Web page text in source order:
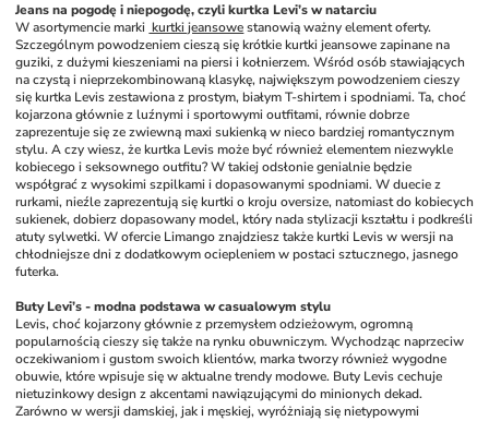
Jeans na pogodę i niepogodę, czyli kurtka Levi’s w natarciu
W asortymencie marki kurtki jeansowe stanowią ważny element oferty.
Szczególnym powodzeniem cieszą się krótkie kurtki jeansowe zapinane na
guziki, z dużymi kieszeniami na piersi i kołnierzem. Wśród osób stawiających
na czystą i nieprzekombinowaną klasykę, największym powodzeniem cieszy
się kurtka Levis zestawiona z prostym, białym T-shirtem i spodniami. Ta, choć
kojarzona głównie z luźnymi i sportowymi outfitami, równie dobrze
zaprezentuje się ze zwiewną maxi sukienką w nieco bardziej romantycznym
stylu. A czy wiesz, że kurtka Levis może być również elementem niezwykle
kobiecego i seksownego outfitu? W takiej odsłonie genialnie będzie
współgrać z wysokimi szpilkami i dopasowanymi spodniami. W duecie z
rurkami, nieźle zaprezentują się kurtki o kroju oversize, natomiast do kobiecych
sukienek, dobierz dopasowany model, który nada stylizacji kształtu i podkreśli
atuty sylwetki. W ofercie Limango znajdziesz także kurtki Levis w wersji na
chłodniejsze dni z dodatkowym ociepleniem w postaci sztucznego, jasnego
futerka.
Buty Levi’s - modna podstawa w casualowym stylu
Levis, choć kojarzony głównie z przemysłem odzieżowym, ogromną
popularnością cieszy się także na rynku obuwniczym. Wychodząc naprzeciw
oczekiwaniom i gustom swoich klientów, marka tworzy również wygodne
obuwie, które wpisuje się w aktualne trendy modowe. Buty Levis cechuje
nietuzinkowy design z akcentami nawiązującymi do minionych dekad.
Zarówno w wersji damskiej, jak i męskiej, wyróżniają się nietypowymi